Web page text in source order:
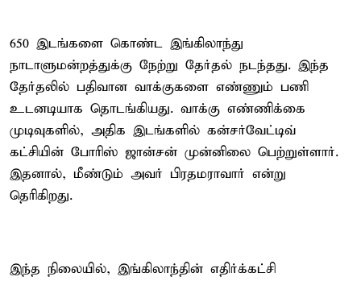
650 இடங்களை கொண்ட இங்கிலாந்து
நாடாளுமன்றத்துக்கு நேற்று தேர்தல் நடந்தது. இந்த
தேர்தலில் பதிவான வாக்குகளை எண்ணும் பணி
உடனடியாக தொடங்கியது. வாக்கு எண்ணிக்கை
முடிவுகளில், அதிக இடங்களில் கன்சர்வேட்டிவ்
கட்சியின் போரிஸ் ஜான்சன் முன்னிலை பெற்றுள்ளார்.
இதனால், மீண்டும் அவர் பிரதமராவார் என்று
தெரிகிறது.
இந்த நிலையில், இங்கிலாந்தின் எதிர்க்கட்சி